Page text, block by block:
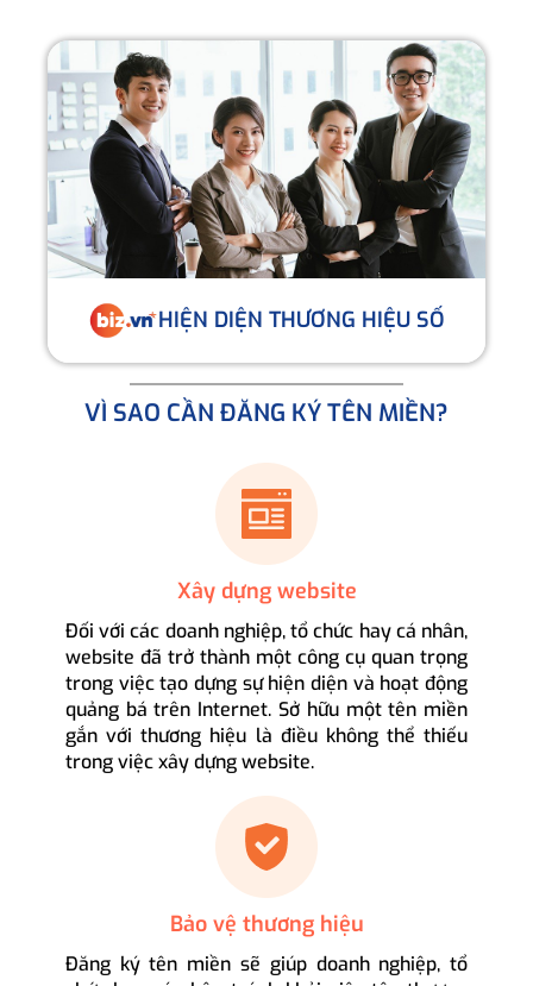
HIỆN DIỆN THƯƠNG HIỆU SỐ
VÌ SAO CẦN ĐĂNG KÝ TÊN MIỀN?
Xây dựng website
Đối với các doanh nghiệp, tổ chức hay cá nhân,
website đã trở thành một công cụ quan trọng
trong việc tạo dựng sự hiện diện và hoạt động
quảng bá trên Internet. Sở hữu một tên miền
gắn với thương hiệu là điều không thể thiếu
trong việc xây dựng website.
Bảo vệ thương hiệu
Đăng ký tên miền sẽ giúp doanh nghiệp, tổ